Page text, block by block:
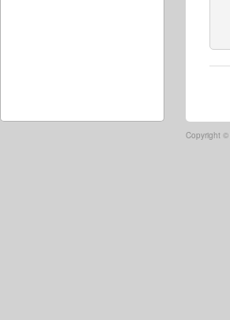
Copyright ©